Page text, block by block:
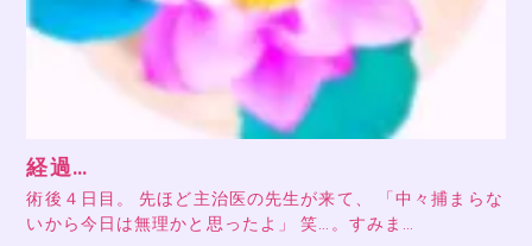
経過…
術後４日目。 先ほど主治医の先生が来て、 「中々捕まらな
いから今日は無理かと思ったよ」 笑…。すみま…